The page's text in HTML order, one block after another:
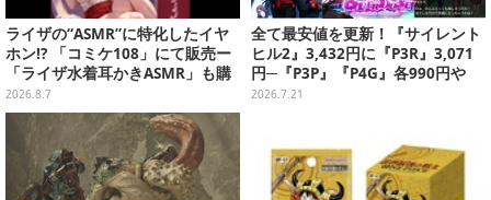
ライザの“ASMR”に特化したイヤ
ホン!? 「コミケ108」にて販売ー
「ライザ水着耳かきASMR」も購
入者特典で配布
2026.8.7
全て最安値を更新！『サイレント
ヒル2』3,432円に『P3R』3,071
円─『P3P』『P4G』各990円や
『ニディガ』598円などがお手頃
2026.7.21